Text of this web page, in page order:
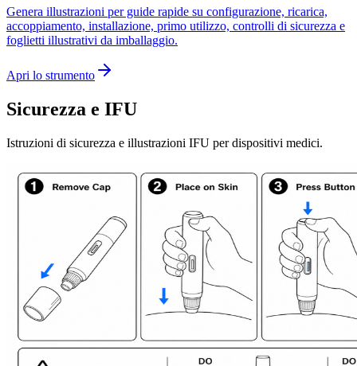
Genera illustrazioni per guide rapide su configurazione, ricarica,
accoppiamento, installazione, primo utilizzo, controlli di sicurezza e
foglietti illustrativi da imballaggio.
Apri lo strumento
Sicurezza e IFU
Istruzioni di sicurezza e illustrazioni IFU per dispositivi medici.